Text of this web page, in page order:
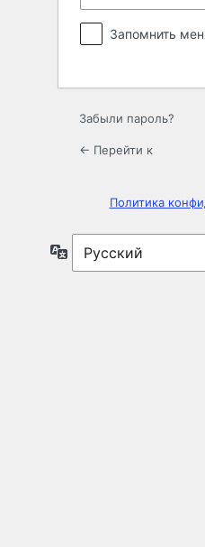
Запомнить
Забыли пароль?
← Перейти к
Политика
Язык